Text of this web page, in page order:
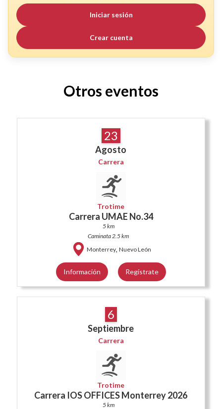
Iniciar sesión
Crear cuenta
Otros eventos
23
Agosto
Carrera
Trotime
Carrera UMAE No.34
5 km
Caminata 2.5 km
Monterrey, Nuevo León
Información Regístrate
6
Septiembre
Carrera
Trotime
Carrera IOS OFFICES Monterrey 2026
5 km